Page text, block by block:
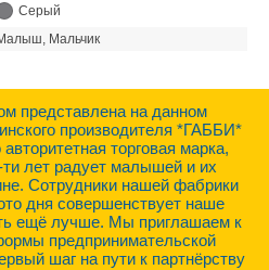
Серый
Мальчик
представлена на данном
производителя *ГАББИ*
торговая марка,
лет радует малышей и их
Сотрудники нашей фабрики
дня совершенствует наше
ещё лучше. Мы приглашаем к
предпринимательской
шаг на пути к партнёрству